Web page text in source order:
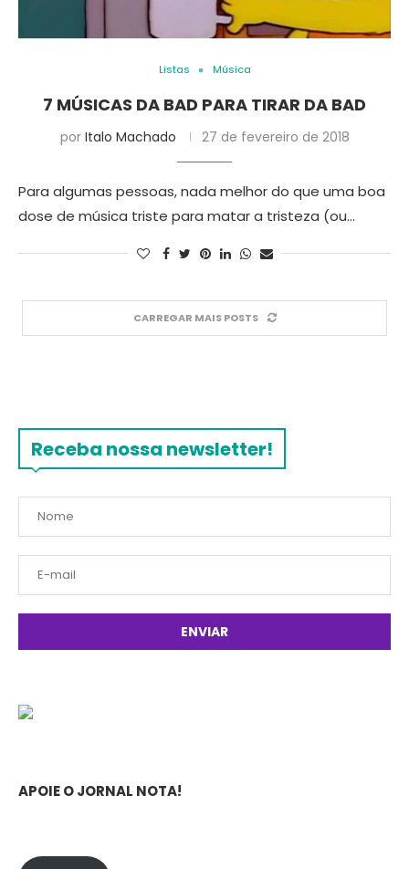
Listas Música
7 MÚSICAS DA BAD PARA TIRAR DA BAD
por Italo Machado 27 de fevereiro de 2018
Para algumas pessoas, nada melhor do que uma boa
dose de música triste para matar a tristeza (ou…
CARREGAR MAIS POSTS
Receba nossa newsletter!
APOIE O JORNAL NOTA!